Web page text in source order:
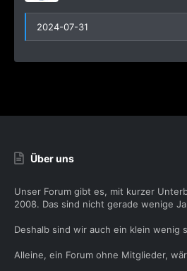
2024-07-31
Über uns
Unser Forum gibt es, mit kurzer
2008. Das sind nicht gerade wenige
Deshalb sind wir auch ein klein wenig
Alleine, ein Forum ohne Mitglieder,